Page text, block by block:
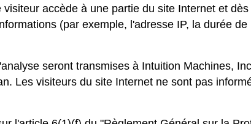
accède à une partie du site Internet et
(par exemple, l'adresse IP, la durée
seront transmises à Intuition Machines,
Les visiteurs du site Internet ne sont pas